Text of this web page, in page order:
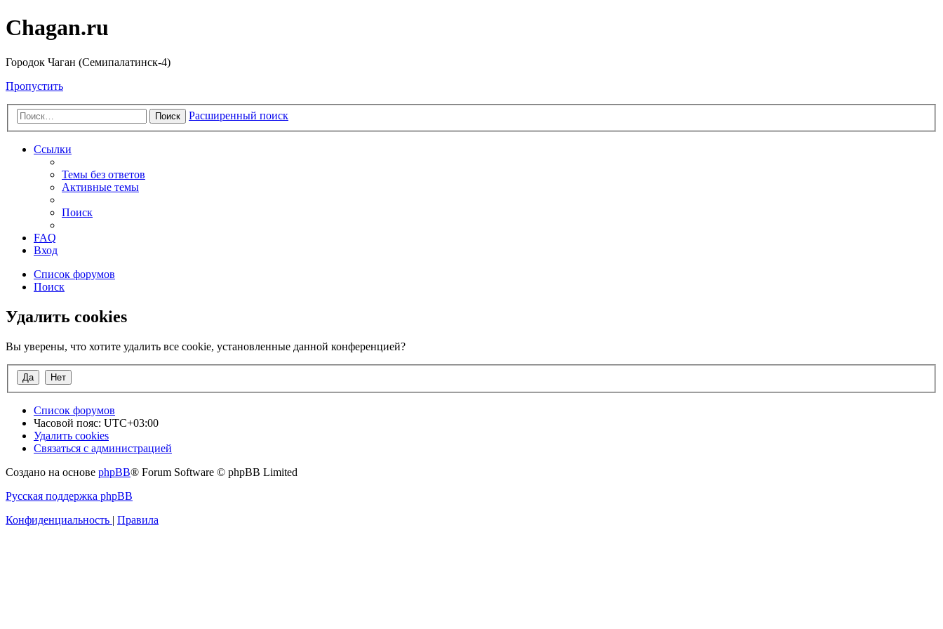
Chagan.ru
Городок Чаган (Семипалатинск-4)
Пропустить
Поиск Расширенный поиск
Ссылки
Темы без ответов
Активные темы
Поиск
FAQ
Вход
Список форумов
Поиск
Удалить cookies
Вы уверены, что хотите удалить все cookie, установленные данной конференцией?
Список форумов
Часовой пояс: UTC+03:00
Удалить cookies
Связаться с администрацией
Создано на основе phpBB® Forum Software © phpBB Limited
Русская поддержка phpBB
Конфиденциальность | Правила